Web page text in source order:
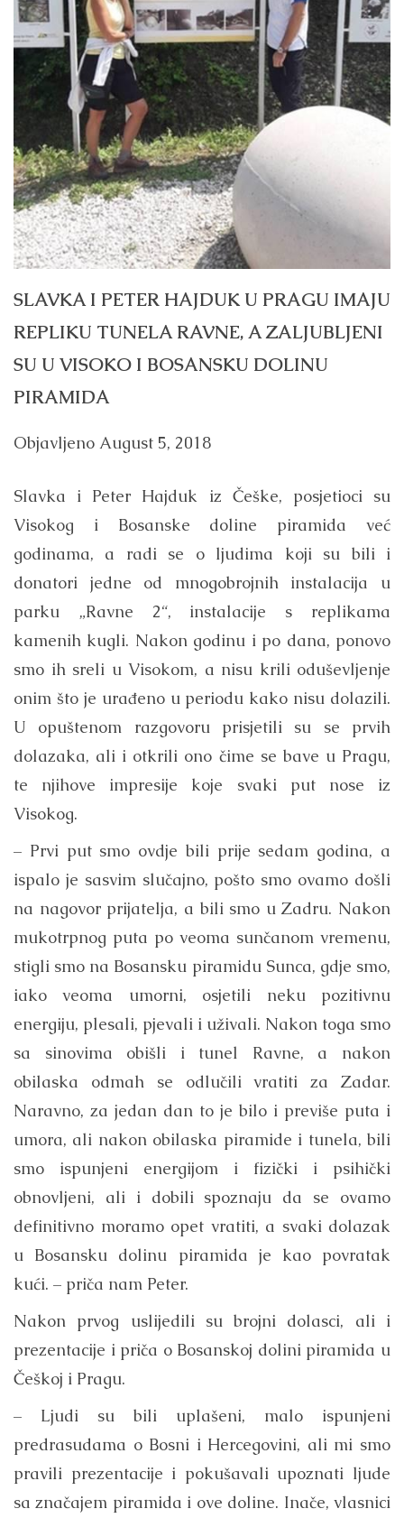
SLAVKA I PETER HAJDUK U PRAGU IMAJU
REPLIKU TUNELA RAVNE, A ZALJUBLJENI
SU U VISOKO I BOSANSKU DOLINU
PIRAMIDA
Objavljeno August 5, 2018
Slavka i Peter Hajduk iz Češke, posjetioci su
Visokog i Bosanske doline piramida već
godinama, a radi se o ljudima koji su bili i
donatori jedne od mnogobrojnih instalacija u
parku „Ravne 2“, instalacije s replikama
kamenih kugli. Nakon godinu i po dana, ponovo
smo ih sreli u Visokom, a nisu krili oduševljenje
onim što je urađeno u periodu kako nisu dolazili.
U opuštenom razgovoru prisjetili su se prvih
dolazaka, ali i otkrili ono čime se bave u Pragu,
te njihove impresije koje svaki put nose iz
Visokog.
– Prvi put smo ovdje bili prije sedam godina, a
ispalo je sasvim slučajno, pošto smo ovamo došli
na nagovor prijatelja, a bili smo u Zadru. Nakon
mukotrpnog puta po veoma sunčanom vremenu,
stigli smo na Bosansku piramidu Sunca, gdje smo,
iako veoma umorni, osjetili neku pozitivnu
energiju, plesali, pjevali i uživali. Nakon toga smo
sa sinovima obišli i tunel Ravne, a nakon
obilaska odmah se odlučili vratiti za Zadar.
Naravno, za jedan dan to je bilo i previše puta i
umora, ali nakon obilaska piramide i tunela, bili
smo ispunjeni energijom i fizički i psihički
obnovljeni, ali i dobili spoznaju da se ovamo
definitivno moramo opet vratiti, a svaki dolazak
u Bosansku dolinu piramida je kao povratak
kući. – priča nam Peter.
Nakon prvog uslijedili su brojni dolasci, ali i
prezentacije i priča o Bosanskoj dolini piramida u
Češkoj i Pragu.
– Ljudi su bili uplašeni, malo ispunjeni
predrasudama o Bosni i Hercegovini, ali mi smo
pravili prezentacije i pokušavali upoznati ljude
sa značajem piramida i ove doline. Inače, vlasnici